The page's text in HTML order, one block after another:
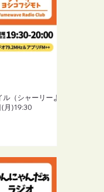
（シャーリーよし
月)19:30